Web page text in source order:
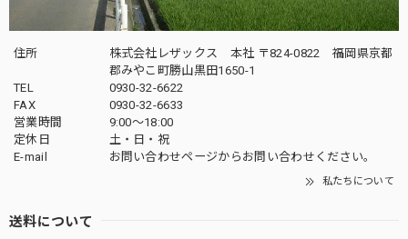
住所
株式会社レザックス 本社 〒824-0822 福岡県京都
郡みやこ町勝山黒田1650-1
TEL
0930-32-6622
FAX
0930-32-6633
営業時間
9:00〜18:00
定休日
土・日・祝
E-mail
お問い合わせページからお問い合わせください。
私たちについて
送料について